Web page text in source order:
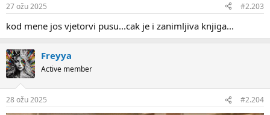
s
27 ožu 2025 #2.203
kod mene jos vjetorvi pusu...cak je i zanimljiva knjiga...
Freyya
Active member
28 ožu 2025 #2.204